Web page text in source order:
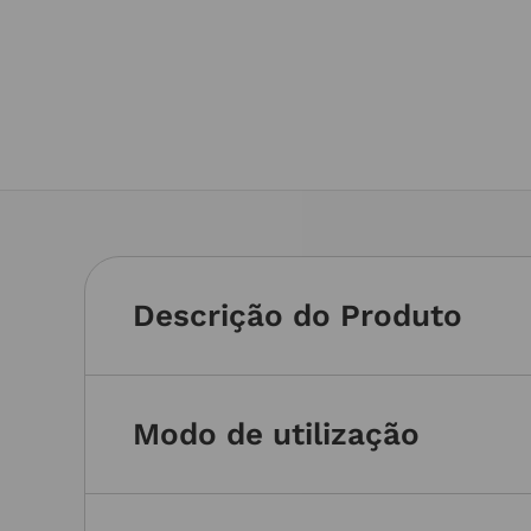
Descrição do Produto
Modo de utilização